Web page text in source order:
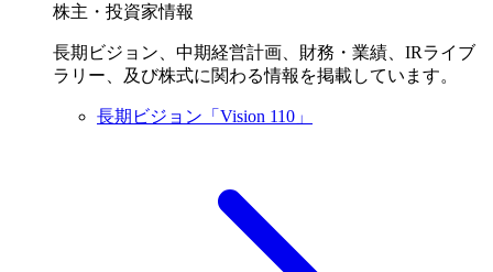
株主・投資家情報
長期ビジョン、中期経営計画、財務・業績、IRライブ
ラリー、及び株式に関わる情報を掲載しています。
長期ビジョン「Vision 110」